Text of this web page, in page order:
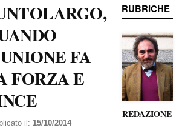
FA
FORZA E
il: 15/10/2014
RUBRICHE
REDAZIONE